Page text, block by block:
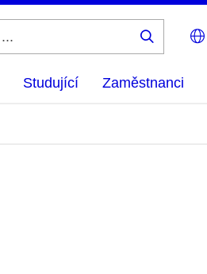
Studující Zaměstnanci